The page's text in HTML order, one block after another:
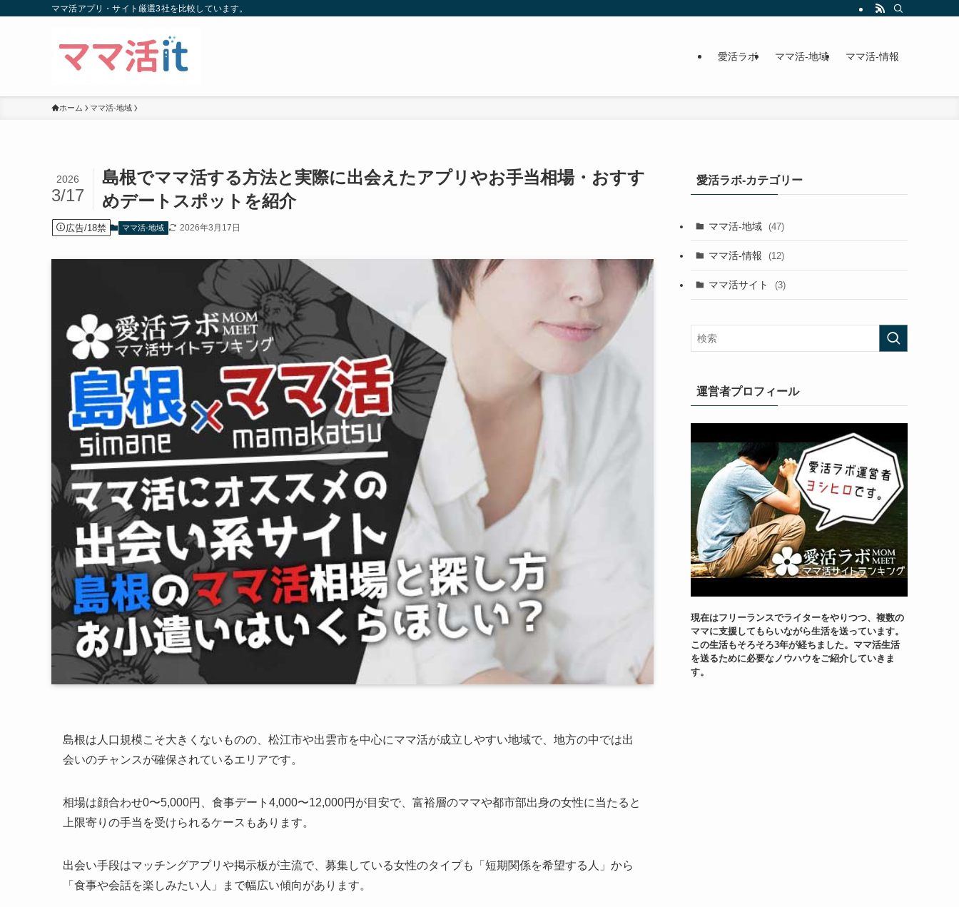
ママ活アプリ・サイト厳選3社を比較しています。
愛活ラボ ママ活-地域 ママ活-情報
ホーム ママ活-地域
島根でママ活する方法と実際に出会えたアプリやお手当相場・おすす
めデートスポットを紹介
2026
3/17
広告/18禁 ママ活-地域 2026年3月17日
島根は人口規模こそ大きくないものの、松江市や出雲市を中心にママ活が成立しやすい地域で、地方の中では出
会いのチャンスが確保されているエリアです。
相場は顔合わせ0〜5,000円、食事デート4,000〜12,000円が目安で、富裕層のママや都市部出身の女性に当たると
上限寄りの手当を受けられるケースもあります。
出会い手段はマッチングアプリや掲示板が主流で、募集している女性のタイプも「短期関係を希望する人」から
「食事や会話を楽しみたい人」まで幅広い傾向があります。
愛活ラボ-カテゴリー
ママ活-地域 (47)
ママ活-情報 (12)
ママ活サイト (3)
運営者プロフィール
現在はフリーランスでライターをやりつつ、複数の
ママに支援してもらいながら生活を送っています。
この生活もそろそろ3年が経ちました。ママ活生活
を送るために必要なノウハウをご紹介していきま
す。